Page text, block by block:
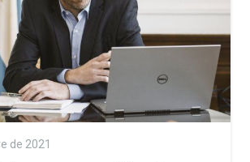
de 2021